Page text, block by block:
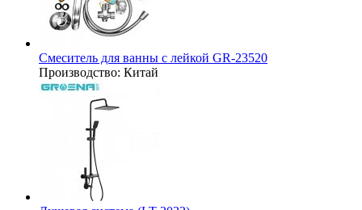
Смеситель для ванны с лейкой GR-23520
Производство: Китай